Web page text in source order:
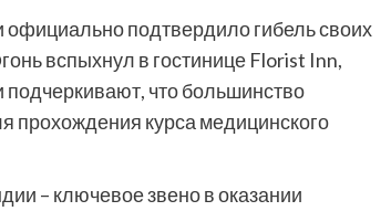
подтвердило гибель своих
вспыхнул в гостинице Florist Inn,
что большинство
прохождения курса медицинского
– ключевое звено в оказании